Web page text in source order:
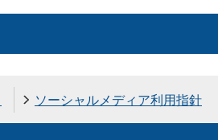
ソーシャルメディア利用指針